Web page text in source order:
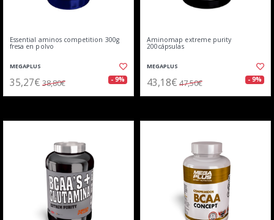
Essential aminos competition 300g
fresa en polvo
MEGAPLUS
35,27€ 38,80€ - 9%
Aminomap extreme purity
200cápsulas
MEGAPLUS
43,18€ 47,50€ - 9%